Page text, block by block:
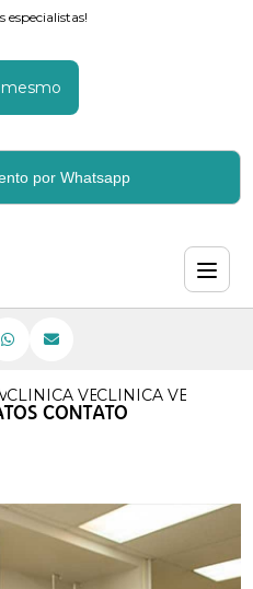
por Whatsapp
CLINICA VETERINARIA
CLINICA
CONTATO